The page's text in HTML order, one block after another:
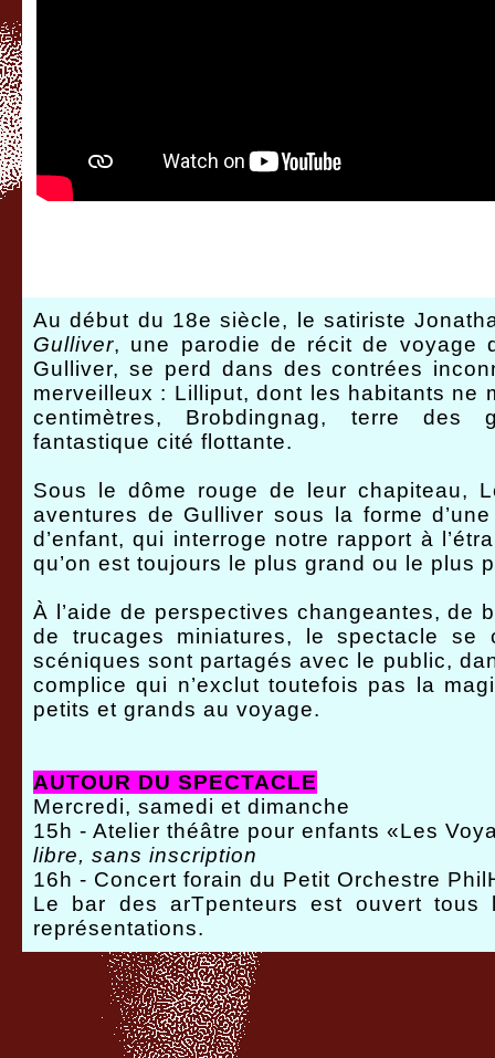
Au début du 18e siècle, le satiriste
Gulliver, une parodie de récit de voyage
Gulliver, se perd dans des contrées
merveilleux : Lilliput, dont les habitants ne
centimètres, Brobdingnag, terre des
fantastique cité flottante.
Sous le dôme rouge de leur chapiteau,
aventures de Gulliver sous la forme
d’enfant, qui interroge notre rapport à
qu’on est toujours le plus grand ou le plus
À l’aide de perspectives changeantes, de
de trucages miniatures, le spectacle se
scéniques sont partagés avec le public,
complice qui n’exclut toutefois pas la
petits et grands au voyage.
AUTOUR DU SPECTACLE
Mercredi, samedi et dimanche
15h - Atelier théâtre pour enfants «Les
libre, sans inscription
16h - Concert forain du Petit Orchestre
Le bar des arTpenteurs est ouvert
représentations.